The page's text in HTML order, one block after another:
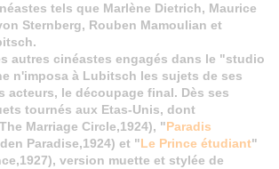
tels que Marlène Dietrich, Maurice
Sternberg, Rouben Mamoulian et
autres cinéastes engagés dans le "studio
n'imposa à Lubitsch les sujets de ses
acteurs, le découpage final. Dès ses
tournés aux Etas-Unis, dont
Marriage Circle,1924), "Paradis
Paradise,1924) et "Le Prince étudiant"
version muette et stylée de